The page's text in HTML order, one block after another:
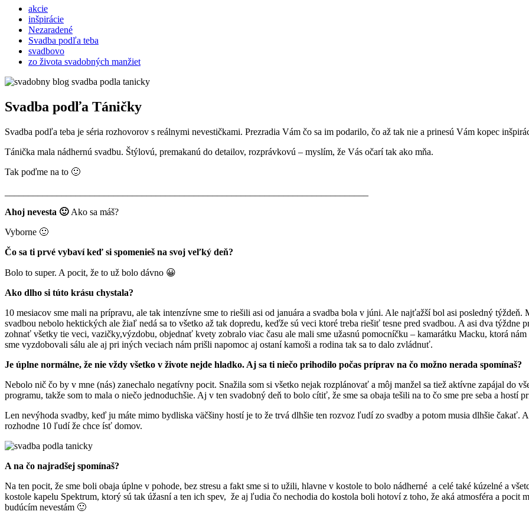
akcie
inšpirácie
Nezaradené
Svadba podľa teba
svadbovo
zo života svadobných manžiet
Svadba podľa Táničky
Svadba podľa teba je séria rozhovorov s reálnymi nevestičkami. Prezradia Vám čo sa im podarilo, čo až tak nie a prinesú Vám kopec
Tánička mala nádhernú svadbu. Štýlovú, premakanú do detailov, rozprávkovú – myslím, že Vás očarí tak ako mňa.
Tak poďme na to 🙂
Ahoj nevesta 🙂 Ako sa máš?
Vyborne 🙂
Čo sa ti prvé vybaví keď si spomenieš na svoj veľký deň?
Bolo to super. A pocit, že to už bolo dávno 😀
Ako dlho si túto krásu chystala?
10 mesiacov sme mali na prípravu, ale tak intenzívne sme to riešili asi od januára a svadba bola v júni. Ale najťažší bol asi posledný
svadbou nebolo hektických ale žiaľ nedá sa to všetko až tak dopredu, keďže sú veci ktoré treba riešiť tesne pred svadbou. A asi dva týždne
zohnať všetky tie veci, vazičky,výzdobu, objednať kvety zobralo viac času ale mali sme užasnú pomocníčku – kamarátku Macku, ktorá
sme vyzdobovali sálu ale aj pri iných veciach nám prišli napomoc aj ostaní kamoši a rodina tak sa to dalo zvládnuť.
Je úplne normálne, že nie vždy všetko v živote nejde hladko. Aj sa ti niečo prihodilo počas príprav na čo možno nerada spomínaš?
Nebolo nič čo by v mne (nás) zanechalo negatívny pocit. Snažila som si všetko nejak rozplánovať a môj manžel sa tiež aktívne zapájal do
programu, takže som to mala o niečo jednoduchšie. Aj v ten svadobný deň to bolo cítiť, že sme sa obaja tešili na to čo sme pre seba a hostí
Len nevýhoda svadby, keď ju máte mimo bydliska väčšiny hostí je to že trvá dlhšie ten rozvoz ľudí zo svadby a potom musia dlhšie čakať.
rozhodne 10 ľudí že chce ísť domov.
A na čo najradšej spomínaš?
Na ten pocit, že sme boli obaja úplne v pohode, bez stresu a fakt sme si to užili, hlavne v kostole to bolo nádherné a celé také kúzelné a
kostole kapelu Spektrum, ktorý sú tak úžasní a ten ich spev, že aj ľudia čo nechodia do kostola boli hotoví z toho, že aká atmosféra a pocit
budúcím nevestám 🙂